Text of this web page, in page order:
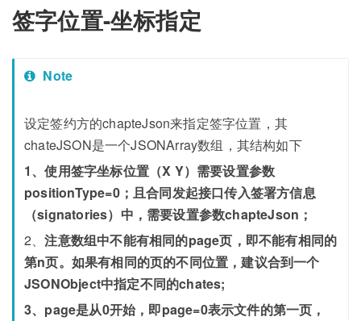
签字位置-坐标指定
Note
设定签约方的chapteJson来指定签字位置，其
chateJSON是一个JSONArray数组，其结构如下
1、使用签字坐标位置（X Y）需要设置参数
positionType=0；且合同发起接口传入签署方信息
（signatories）中，需要设置参数chapteJson；
2、注意数组中不能有相同的page页，即不能有相同的
第n页。如果有相同的页的不同位置，建议合到一个
JSONObject中指定不同的chates;
3、page是从0开始，即page=0表示文件的第一页，